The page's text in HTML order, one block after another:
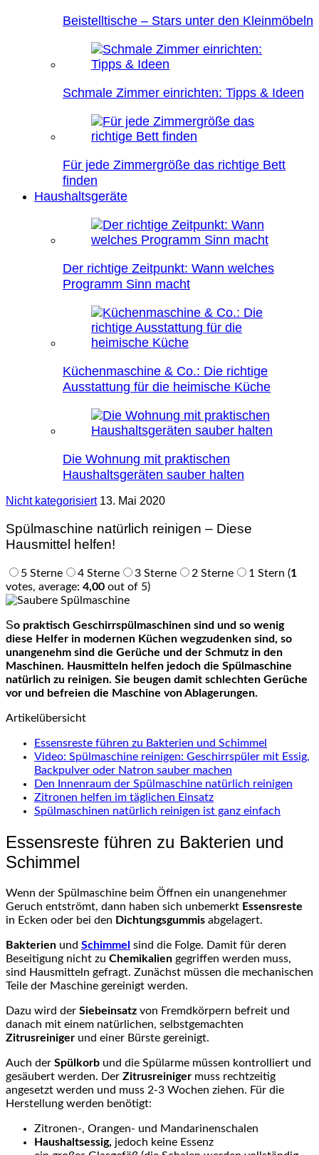
Beistelltische – Stars unter den Kleinmöbeln
Schmale Zimmer einrichten: Tipps & Ideen
Für jede Zimmergröße das richtige Bett
finden
Haushaltsgeräte
Der richtige Zeitpunkt: Wann welches
Programm Sinn macht
Küchenmaschine & Co.: Die richtige
Ausstattung für die heimische Küche
Die Wohnung mit praktischen
Haushaltsgeräten sauber halten
Nicht kategorisiert 13. Mai 2020
Spülmaschine natürlich reinigen – Diese
Hausmittel helfen!
5 Sterne 4 Sterne 3 Sterne 2 Sterne 1 Stern (1
votes, average: 4,00 out of 5)
So praktisch Geschirrspülmaschinen sind und so wenig
diese Helfer in modernen Küchen wegzudenken sind, so
unangenehm sind die Gerüche und der Schmutz in den
Maschinen. Hausmitteln helfen jedoch die Spülmaschine
natürlich zu reinigen. Sie beugen damit schlechten Gerüche
vor und befreien die Maschine von Ablagerungen.
Artikelübersicht
Essensreste führen zu Bakterien und Schimmel
Video: Spülmaschine reinigen: Geschirrspüler mit Essig,
Backpulver oder Natron sauber machen
Den Innenraum der Spülmaschine natürlich reinigen
Zitronen helfen im täglichen Einsatz
Spülmaschinen natürlich reinigen ist ganz einfach
Essensreste führen zu Bakterien und
Schimmel
Wenn der Spülmaschine beim Öffnen ein unangenehmer
Geruch entströmt, dann haben sich unbemerkt Essensreste
in Ecken oder bei den Dichtungsgummis abgelagert.
Bakterien und Schimmel sind die Folge. Damit für deren
Beseitigung nicht zu Chemikalien gegriffen werden muss,
sind Hausmitteln gefragt. Zunächst müssen die mechanischen
Teile der Maschine gereinigt werden.
Dazu wird der Siebeinsatz von Fremdkörpern befreit und
danach mit einem natürlichen, selbstgemachten
Zitrusreiniger und einer Bürste gereinigt.
Auch der Spülkorb und die Spülarme müssen kontrolliert und
gesäubert werden. Der Zitrusreiniger muss rechtzeitig
angesetzt werden und muss 2-3 Wochen ziehen. Für die
Herstellung werden benötigt:
Zitronen-, Orangen- und Mandarinenschalen
Haushaltsessig, jedoch keine Essenz